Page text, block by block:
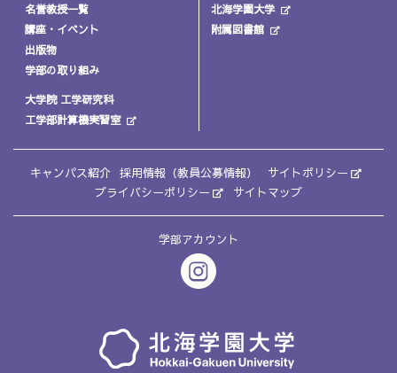
名誉教授一覧
講座・イベント
出版物
学部の取り組み
大学院 工学研究科
工学部計算機実習室
北海学園大学
附属図書館
キャンパス紹介 採用情報（教員公募情報）
サイトポリシー
プライバシーポリシー
サイトマップ
学部アカウント